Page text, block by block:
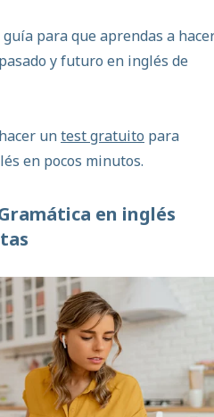
para que aprendas a
y futuro en inglés de
untest gratuito para
en pocos minutos.
en inglés